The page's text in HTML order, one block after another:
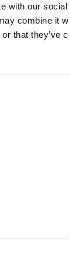
with our
combine it
that they’ve
en
voor 12 kopjes,
ECM